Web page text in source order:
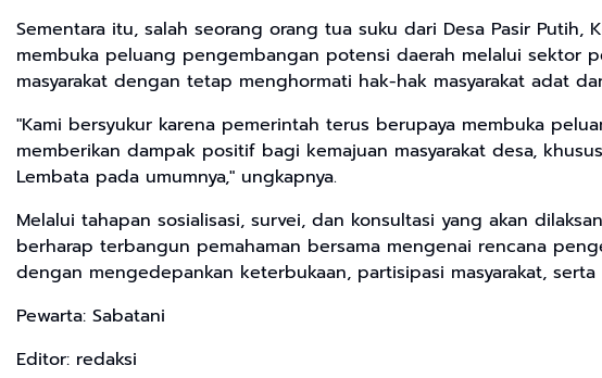
Sementara itu, salah seorang orang tua suku dari Desa Pasir
membuka peluang pengembangan potensi daerah melalui sektor
masyarakat dengan tetap menghormati hak-hak masyarakat adat
"Kami bersyukur karena pemerintah terus berupaya membuka
memberikan dampak positif bagi kemajuan masyarakat desa,
Lembata pada umumnya," ungkapnya.
Melalui tahapan sosialisasi, survei, dan konsultasi yang akan
berharap terbangun pemahaman bersama mengenai rencana
dengan mengedepankan keterbukaan, partisipasi masyarakat,
Pewarta: Sabatani
Editor: redaksi